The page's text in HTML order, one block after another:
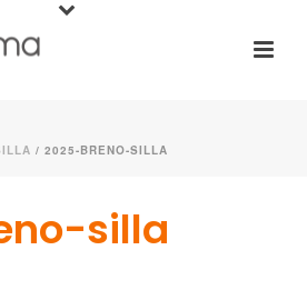
/ 2025-BRENO-SILLA
silla